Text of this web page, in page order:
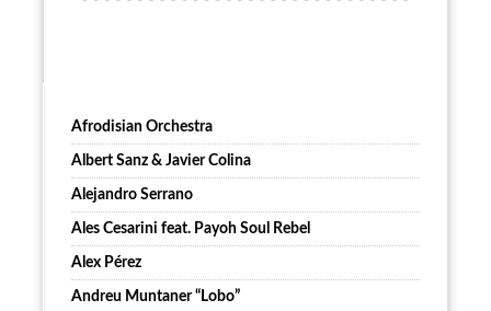
Afrodisian Orchestra
Albert Sanz & Javier Colina
Alejandro Serrano
Ales Cesarini feat. Payoh Soul Rebel
Alex Pérez
Andreu Muntaner “Lobo”